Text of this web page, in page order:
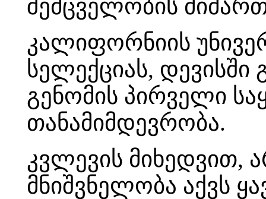
შემცველობის
კალიფორნიის
სელექციას, დევისში
გენომის პირველი
თანამიმდევრობა.
კვლევის მიხედვით,
მნიშვნელობა აქვს